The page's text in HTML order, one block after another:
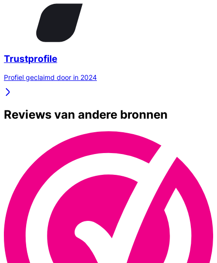
Trustprofile
Profiel geclaimd door in 2024
Reviews van andere bronnen